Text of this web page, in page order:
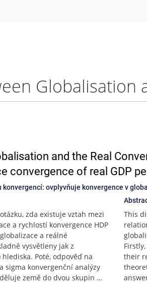
and the Real
convergence of real GDP
ovplyvňuje konvergence v
zda existuje vztah mezi
a rychlostí konvergence HDP
a reálné
vysvětleny jak z
Poté, odpověď na
sigma konvergenční analýzy
země do dvou skupin …
This
their